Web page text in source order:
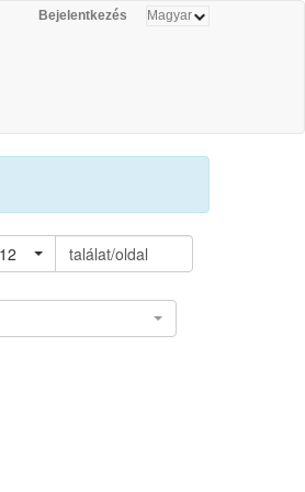
Bejelentkezés
12
találat/oldal